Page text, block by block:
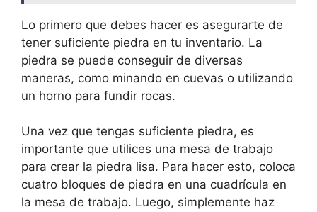
Lo primero que debes hacer es asegurarte de
tener suficiente piedra en tu inventario. La
piedra se puede conseguir de diversas
maneras, como minando en cuevas o utilizando
un horno para fundir rocas.
Una vez que tengas suficiente piedra, es
importante que utilices una mesa de trabajo
para crear la piedra lisa. Para hacer esto, coloca
cuatro bloques de piedra en una cuadrícula en
la mesa de trabajo. Luego, simplemente haz